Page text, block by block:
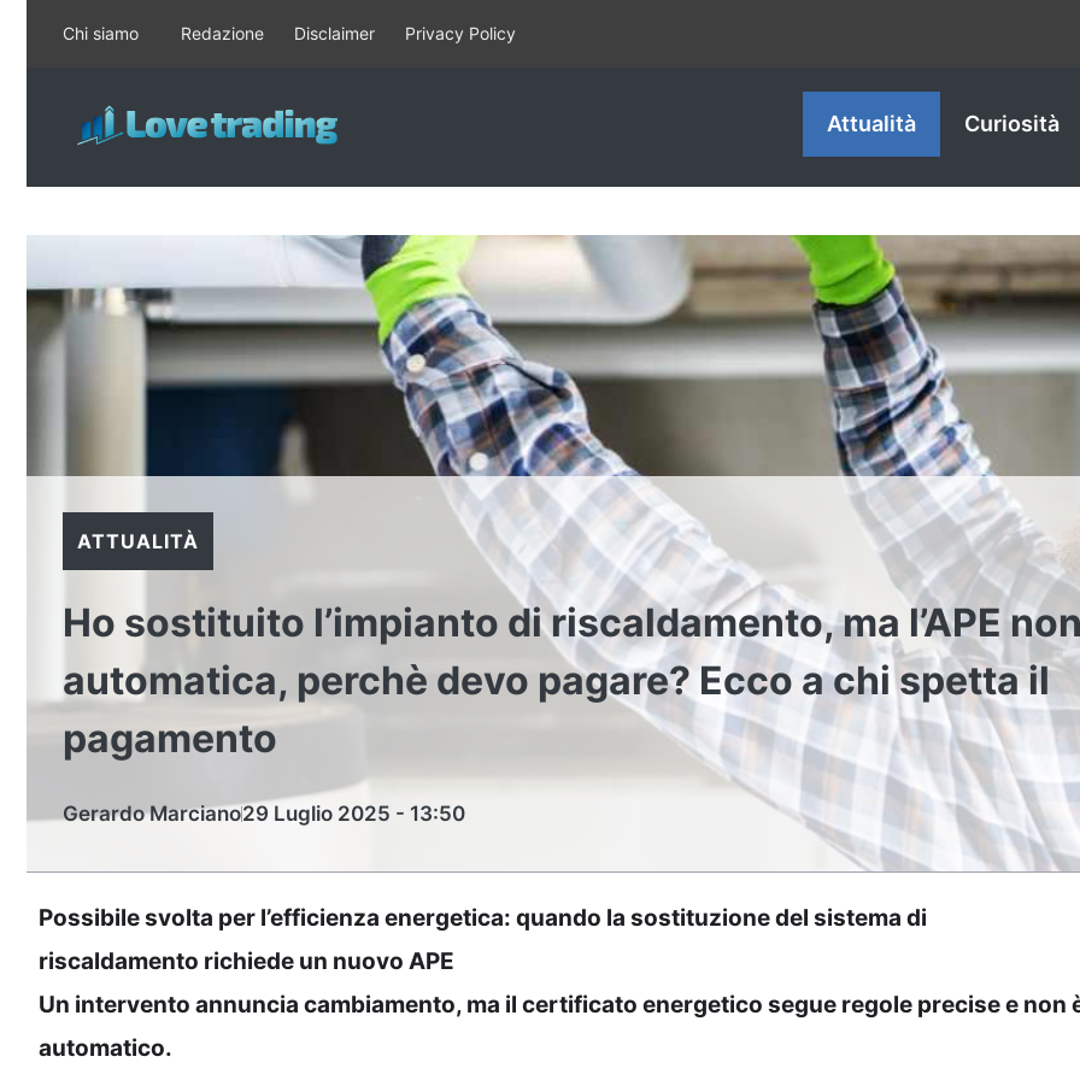
contenuto
Chi siamo Redazione Disclaimer Privacy Policy
Attualità Curiosità
ATTUALITÀ
Ho sostituito l’impianto di riscaldamento, ma l’APE
automatica, perchè devo pagare? Ecco a chi spetta il
pagamento
Gerardo Marciano29 Luglio 2025 - 13:50
Possibile svolta per l’efficienza energetica: quando la sostituzione del sistema di
riscaldamento richiede un nuovo APE
Un intervento annuncia cambiamento, ma il certificato energetico segue regole precise e non
automatico.